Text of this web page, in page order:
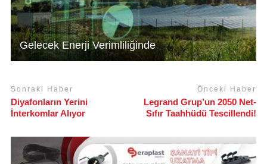
Gelecek Enerji Verimliliğinde
Sonraki Haber
Diyafonların Yerini
İnterkomlar Alıyor
Önceki Haber
Legrand Grup’un 2050 Net-
Sıfır Taahhüdü Tescillendi!